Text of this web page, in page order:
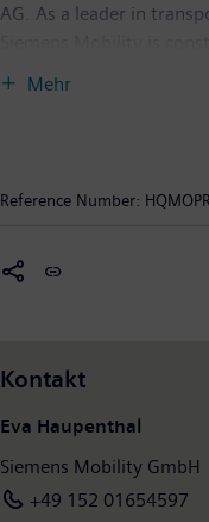
AG. As a leader in
enhance passenger
Mobility posted revenue
Mehr
Reference Number:
Kontakt
Eva Haupenthal
Siemens Mobility GmbH
+49 152 01654597